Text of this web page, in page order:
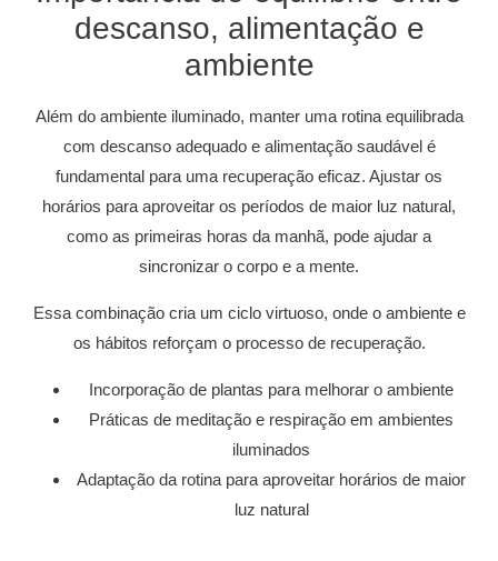
descanso, alimentação e
ambiente
Além do ambiente iluminado, manter uma rotina equilibrada
com descanso adequado e alimentação saudável é
fundamental para uma recuperação eficaz. Ajustar os
horários para aproveitar os períodos de maior luz natural,
como as primeiras horas da manhã, pode ajudar a
sincronizar o corpo e a mente.
Essa combinação cria um ciclo virtuoso, onde o ambiente e
os hábitos reforçam o processo de recuperação.
Incorporação de plantas para melhorar o ambiente
Práticas de meditação e respiração em ambientes
iluminados
Adaptação da rotina para aproveitar horários de maior
luz natural